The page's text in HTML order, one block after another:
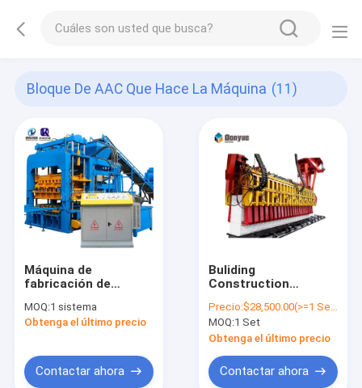
Bloque De AAC Que Hace La Máquina (11)
Máquina de
fabricación de
del cemento a
estrenar Qt12-15
concreto en venta en
los E.E.U.U.
MOQ:1 sistema
Obtenga el último precio
Contactar ahora
Buliding
Construction
Block Machine
Factory AAC Block
Manufacturers AAC
Aerated Concrete
Block Production
Line
Precio:$28,500.00(>=1 Sets)
MOQ:1 Set
Obtenga el último precio
Contactar ahora